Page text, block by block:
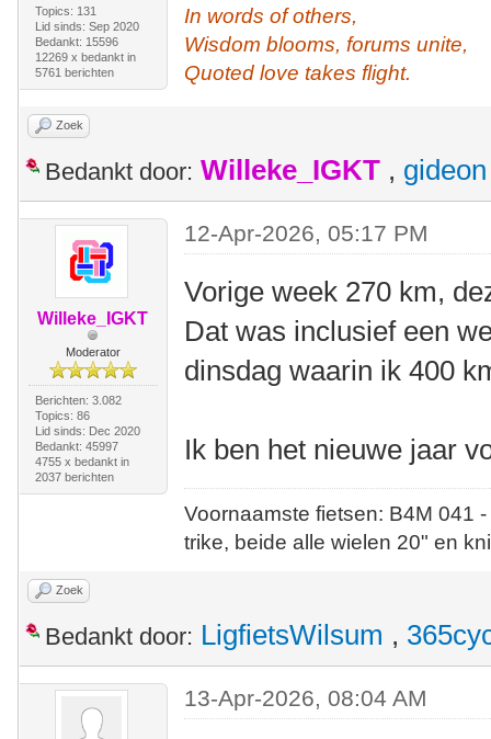
Topics: 131
Lid sinds: Sep 2020
Bedankt: 15596
12269 x bedankt in
5761 berichten
In words of others,
Wisdom blooms, forums unite,
Quoted love takes flight.
Zoek
Bedankt door: Willeke_IGKT , gideon
Willeke_IGKT
Moderator
Berichten: 3.082
Topics: 86
Lid sinds: Dec 2020
Bedankt: 45997
4755 x bedankt in
2037 berichten
12-Apr-2026, 05:17 PM
Vorige week 270 km,
Dat was inclusief een
dinsdag waarin ik 400
Ik ben het nieuwe jaar
Voornaamste fietsen: B4M
trike, beide alle wielen 20" en
Zoek
Bedankt door: LigfietsWilsum ,
13-Apr-2026, 08:04 AM